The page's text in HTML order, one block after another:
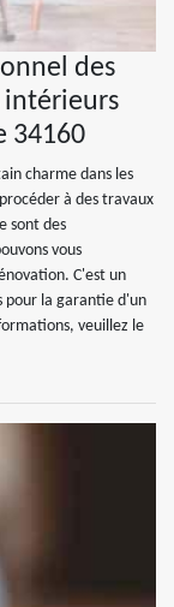
des
intérieurs
34160
charme dans les
à des travaux
sont des
vous
C'est un
pour la garantie d'un
veuillez le